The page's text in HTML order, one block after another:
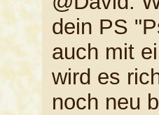
dein PS
auch mit
wird es
noch neu